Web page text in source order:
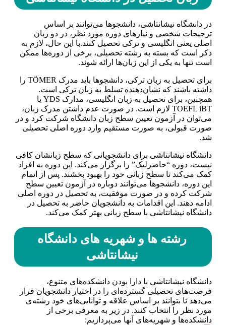
در دانشگاه نیشانتاشی، دانشجوها می‌توانند بر اساس
ترجیحات شخصی و نیازهای دوره مورد نظر، در دو زبان
اصلی یعنی انگلیسی و ترکی تحصیل کنند.با این حال، لازم به
ذکر است که بسته به رشته تحصیلی، برخی از دوره‌ها ممکن
است تنها به یکی از این زبان‌ها ارائه شوند.
برای تحصیل به زبان ترکی، دانشجوها باید مدرک TÖMER را
داشته باشند که نشان‌دهنده تسلط به زبان ترکی است.
همچنین، برای تحصیل به زبان انگلیسی، مدارک YDS یا
TOEFL iBT لازم است. در صورت عدم داشتن مدرک زبان،
می‌توان در آزمون تعیین سطح زبان دانشگاه شرکت کرد و در
صورت قبولی، به صورت مستقیم وارد دوره اصلی تحصیلی
شد.
دانشگاه نیشانتاشی برای دانشجویانی که سطح زبانشان کافی
نیست، دوره “حاضرلیک” را برگزار می‌کند. این دوره به افراد
کمک می‌کند تا سطح زبانی خود را بهبود بخشند. پس از اتمام
این دوره، دانشجوها می‌توانند دوباره در آزمون تعیین سطح
شرکت کرده و در صورت موفقیت، به تحصیل در دوره اصلی
ادامه دهند. این اقدامات به دانشجویان حاضر به تحصیل در
دانشگاه نیشانتاشی با سطح زبانی بهتر کمک می‌کند.
رشته ها و شهریه های دانشگاه
نیشانتاشی
دانشگاه نیشانتاشی با دارا بودن دانشکده‌های متنوع،
فرصت‌های تحصیلی گسترده‌ای را در اختیار دانشجویان قرار
می‌دهد تا بتوانند بر اساس علاقه و توانایی‌های خود رشته‌ی
مورد نظر را انتخاب کنند. در زیر به معرفی برخی از
دانشکده‌ها و شهریه‌های آنها می‌پردازیم: